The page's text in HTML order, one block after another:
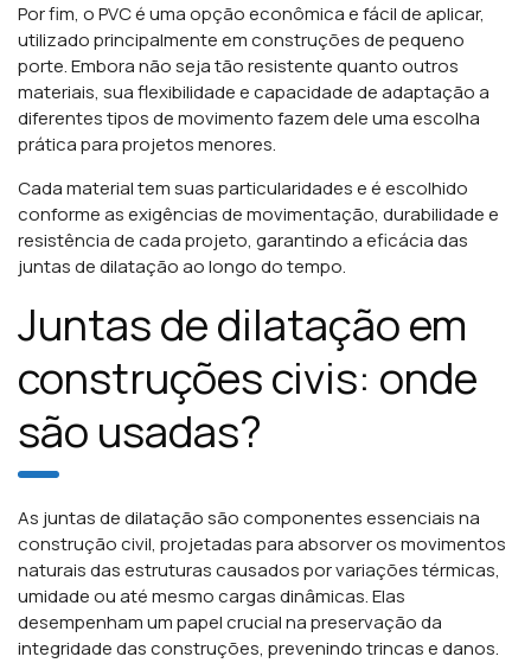
Por fim, o PVC é uma opção econômica e fácil de aplicar,
utilizado principalmente em construções de pequeno
porte. Embora não seja tão resistente quanto outros
materiais, sua flexibilidade e capacidade de adaptação a
diferentes tipos de movimento fazem dele uma escolha
prática para projetos menores.
Cada material tem suas particularidades e é escolhido
conforme as exigências de movimentação, durabilidade e
resistência de cada projeto, garantindo a eficácia das
juntas de dilatação ao longo do tempo.
Juntas de dilatação em
construções civis: onde
são usadas?
As juntas de dilatação são componentes essenciais na
construção civil, projetadas para absorver os movimentos
naturais das estruturas causados por variações térmicas,
umidade ou até mesmo cargas dinâmicas. Elas
desempenham um papel crucial na preservação da
integridade das construções, prevenindo trincas e danos.